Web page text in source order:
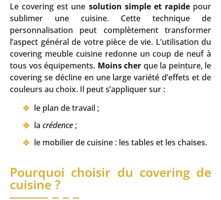
Le covering est une solution simple et rapidepour
sublimer une cuisine. Cette technique de
personnalisation peut complètement transformer
l’aspect général de votre pièce de vie. L’utilisation du
covering meuble cuisine redonne un coup de neuf à
tous vos équipements. Moins cher que la peinture, le
covering se décline en une large variété d’effets et de
couleurs au choix. Il peut s’appliquer sur :
le plan de travail ;
la crédence ;
le mobilier de cuisine : les tables et les chaises.
Pourquoi choisir du covering de
cuisine ?